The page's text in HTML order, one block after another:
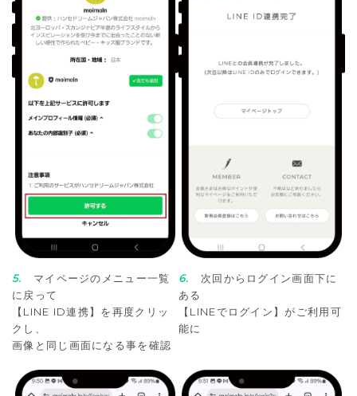
5.
マイページのメニュー一覧
に戻って
【LINE ID連携】を再度クリッ
クし、
画像と同じ画面になる事を確認
6.
次回からログイン画面下に
ある
【LINEでログイン】がご利用可
能に